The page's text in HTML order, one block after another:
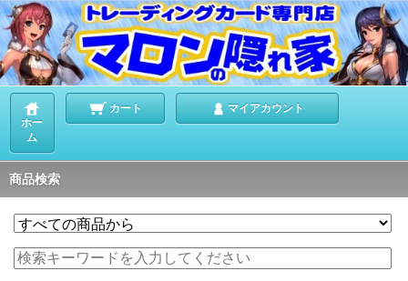
ホー
ム
カート マイアカウント
商品検索